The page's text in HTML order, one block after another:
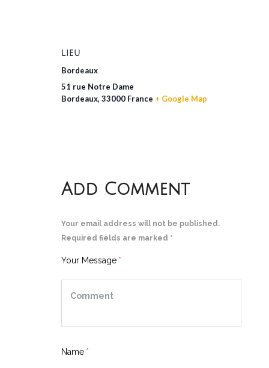
LIEU
Bordeaux
51 rue Notre Dame
Bordeaux, 33000 France + Google Map
Add Comment
Your email address will not be published.
Required fields are marked *
Your Message
Name